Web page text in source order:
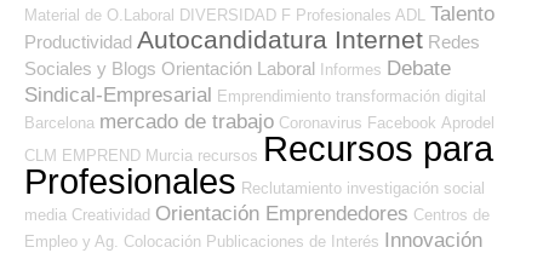
Material de O.Laboral DIVERSIDAD F Profesionales ADL Talento
Productividad Autocandidatura Internet Redes
Sociales y Blogs Orientación Laboral Informes Debate
Sindical-Empresarial Emprendimiento transformación digital
Barcelona mercado de trabajo Coronavirus Facebook Aprodel
CLM EMPREND Murcia recursos Recursos para
Profesionales Reclutamiento investigación social
media Creatividad Orientación Emprendedores Centros de
Empleo y Ag. Colocación Publicaciones de Interés Innovación